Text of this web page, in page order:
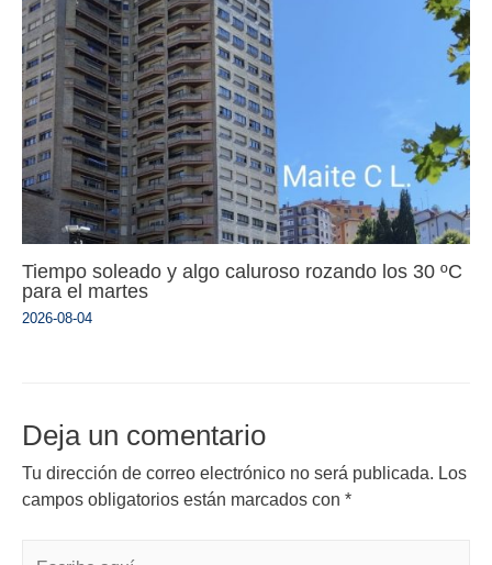
Tiempo soleado y algo caluroso rozando los 30 ºC
para el martes
2026-08-04
Deja un comentario
Tu dirección de correo electrónico no será publicada. Los
campos obligatorios están marcados con *